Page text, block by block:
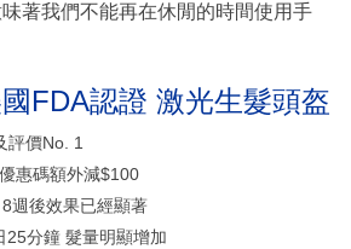
味著我們不能再在休閒的時間使用手
FDA認證 激光生髮頭盔
評價No. 1
惠碼額外減$100
週後效果已經顯著
25分鐘 髮量明顯增加